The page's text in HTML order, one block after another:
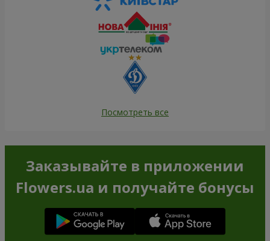
Посмотреть все
Заказывайте в приложении
Flowers.ua и получайте бонусы